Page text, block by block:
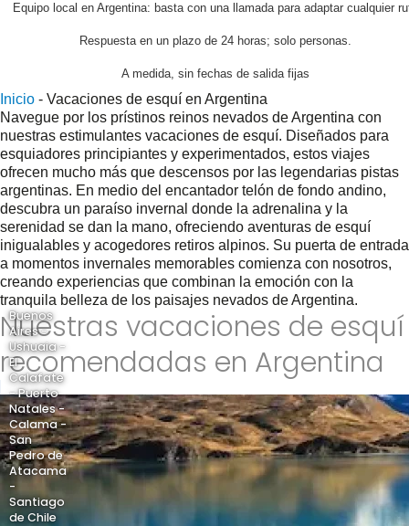
Equipo local en Argentina: basta con una llamada para adaptar cualquier
Respuesta en un plazo de 24 horas; solo personas.
A medida, sin fechas de salida fijas
Inicio - Vacaciones de esquí en Argentina
Navegue por los prístinos reinos nevados de Argentina con
nuestras estimulantes vacaciones de esquí. Diseñados para
esquiadores principiantes y experimentados, estos viajes
ofrecen mucho más que descensos por las legendarias pistas
argentinas. En medio del encantador telón de fondo andino,
descubra un paraíso invernal donde la adrenalina y la
serenidad se dan la mano, ofreciendo aventuras de esquí
inigualables y acogedores retiros alpinos. Su puerta de entrada
a momentos invernales memorables comienza con nosotros,
creando experiencias que combinan la emoción con la
tranquila belleza de los paisajes nevados de Argentina.
Nuestras vacaciones de esquí
recomendadas en Argentina
Buenos
Aires -
Ushuaia -
El
Calafate
- Puerto
Natales -
Calama -
San
Pedro de
Atacama
-
Santiago
de Chile